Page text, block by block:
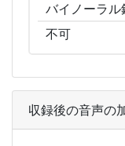
バイノーラル
不可
収録後の音声の